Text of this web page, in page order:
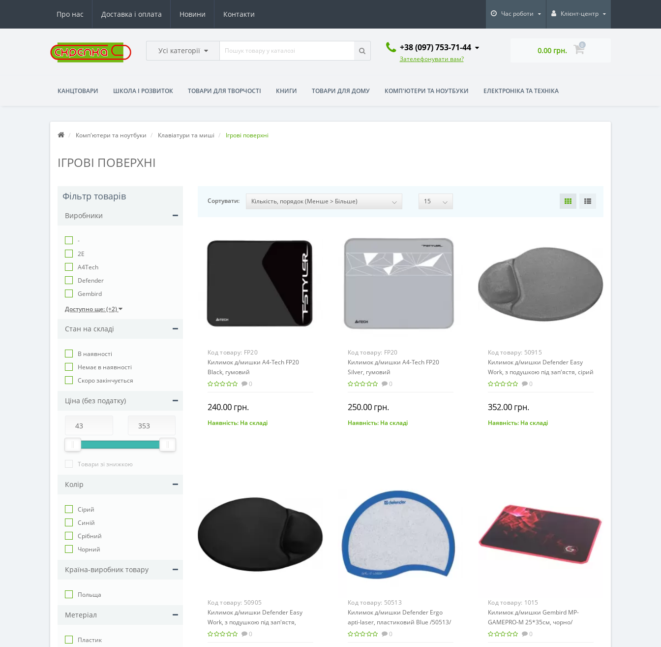
Про нас Доставка і оплата Новини Контакти Час роботи Клієнт-центр
Усі категорії +38 (097) 753-71-44
Зателефонувати вам?
0.00 грн.
0
КАНЦТОВАРИ ШКОЛА І РОЗВИТОК ТОВАРИ ДЛЯ ТВОРЧОСТІ КНИГИ ТОВАРИ ДЛЯ ДОМУ КОМП'ЮТЕРИ ТА НОУТБУКИ ЕЛЕКТРОНІКА ТА ТЕХНІКА
Комп'ютери та ноутбуки Клавіатури та миші Ігрові поверхні
ІГРОВІ ПОВЕРХНІ
Фільтр товарів
Виробники
-
2E
A4Tech
Defender
Gembird
Доступно ще: (+2)
Стан на складі
В наявності
Немає в наявності
Cкоро закінчується
Ціна (без податку)
Товари зі знижкою
Колір
Сірий
Синій
Срібний
Чорний
Країна-виробник товару
Польща
Метеріал
Пластик
Сортувати:
Код товару: FP20
Килимок д/мишки A4-Tech FP20
Black, гумовий
0
240.00 грн.
До кошика
Наявність: На складі
Код товару: FP20
Килимок д/мишки A4-Tech FP20
Silver, гумовий
0
250.00 грн.
До кошика
Наявність: На складі
Код товару: 50915
Килимок д/мишки Defender Easy
Work, з подушкою під зап'ястя, сірий
(тканина) /50915/
0
352.00 грн.
До кошика
Наявність: На складі
Код товару: 50905
Килимок д/мишки Defender Easy
Work, з подушкою під зап'ястя,
чорний (тканина) /50905/
0
Код товару: 50513
Килимок д/мишки Defender Ergo
apti-laser, пластиковий Blue /50513/
0
Код товару: 1015
Килимок д/мишки Gembird MP-
GAMEPRO-M 25*35см, чорно/
червоний
0